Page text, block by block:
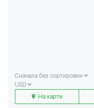
Сначала без сортировки
USD
На карте